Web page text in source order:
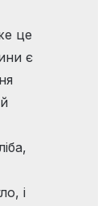
це
є
і